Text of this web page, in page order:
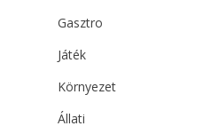
Gasztro
Játék
Környezet
Állati